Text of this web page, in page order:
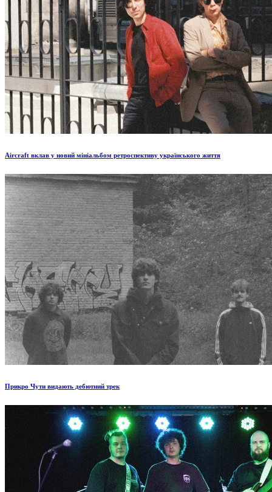
Aircraft вклав у новий мініальбом ретроспективу українського життя
Прикро Чути видають дебютний трек